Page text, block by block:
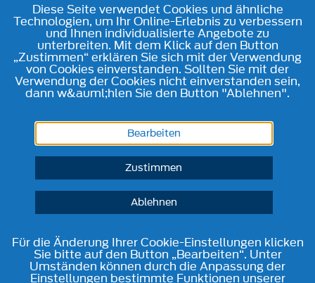
Diese Seite verwendet Cookies und ähnliche
Technologien, um Ihr Online-Erlebnis zu verbessern
und Ihnen individualisierte Angebote zu
unterbreiten. Mit dem Klick auf den Button
„Zustimmen“ erklären Sie sich mit der Verwendung
von Cookies einverstanden. Sollten Sie mit der
Verwendung der Cookies nicht einverstanden sein,
dann w&auml;hlen Sie den Button "Ablehnen".
Bearbeiten
Zustimmen
Ablehnen
Für die Änderung Ihrer Cookie-Einstellungen klicken
Sie bitte auf den Button „Bearbeiten“. Unter
Umständen können durch die Anpassung der
Einstellungen bestimmte Funktionen unserer